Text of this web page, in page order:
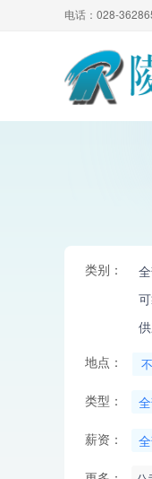
电话：028-
类别：
地点：
类型：
薪资：